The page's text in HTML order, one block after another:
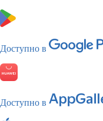
Доступно в
Доступно в